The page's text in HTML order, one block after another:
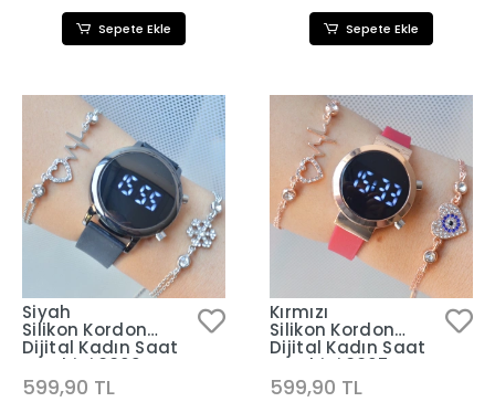
Sepete Ekle Sepete Ekle
Siyah
Silikon Kordon
Dijital Kadın Saat
Kombini 3309
599,90 TL
Kırmızı
Silikon Kordon
Dijital Kadın Saat
Kombini 3307
599,90 TL